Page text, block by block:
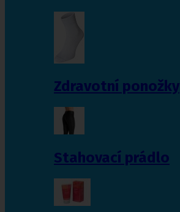
Zdravotní ponožky
Stahovací prádlo